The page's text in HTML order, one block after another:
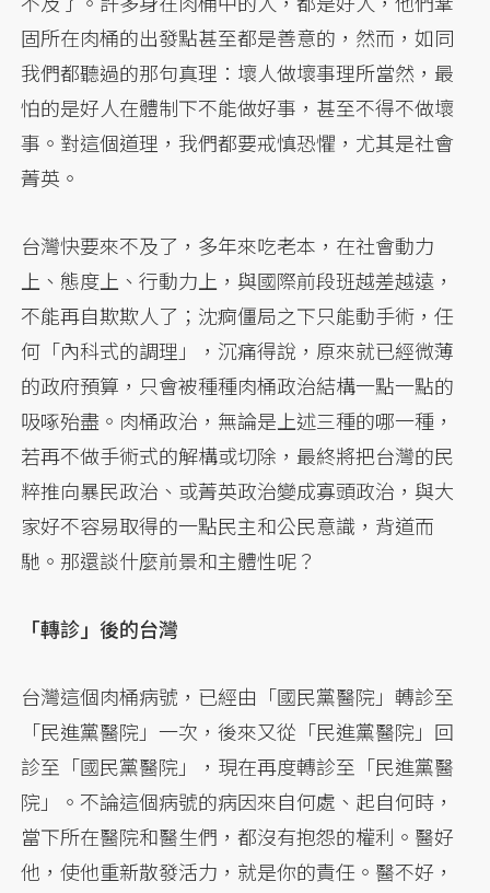
固所在肉桶的出發點甚至都是善意的，然而，如同
我們都聽過的那句真理：壞人做壞事理所當然，最
怕的是好人在體制下不能做好事，甚至不得不做壞
事。對這個道理，我們都要戒慎恐懼，尤其是社會
菁英。
台灣快要來不及了，多年來吃老本，在社會動力
上、態度上、行動力上，與國際前段班越差越遠，
不能再自欺欺人了；沈痾僵局之下只能動手術，任
何「內科式的調理」，沉痛得說，原來就已經微薄
的政府預算，只會被種種肉桶政治結構一點一點的
吸啄殆盡。肉桶政治，無論是上述三種的哪一種，
若再不做手術式的解構或切除，最終將把台灣的民
粹推向暴民政治、或菁英政治變成寡頭政治，與大
家好不容易取得的一點民主和公民意識，背道而
馳。那還談什麼前景和主體性呢？
「轉診」後的台灣
台灣這個肉桶病號，已經由「國民黨醫院」轉診至
「民進黨醫院」一次，後來又從「民進黨醫院」回
診至「國民黨醫院」，現在再度轉診至「民進黨醫
院」。不論這個病號的病因來自何處、起自何時，
當下所在醫院和醫生們，都沒有抱怨的權利。醫好
他，使他重新散發活力，就是你的責任。醫不好，